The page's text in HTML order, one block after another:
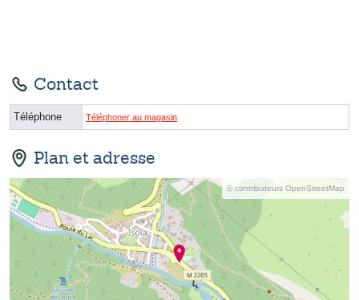
Contact
Téléphone Téléphoner au magasin
Plan et adresse
© contributeurs OpenStreetMap